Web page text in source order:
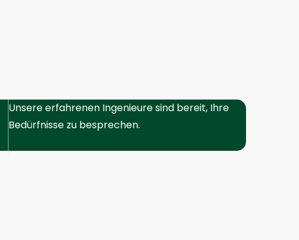
Unsere erfahrenen Ingenieure sind bereit, Ihre
Bedürfnisse zu besprechen.